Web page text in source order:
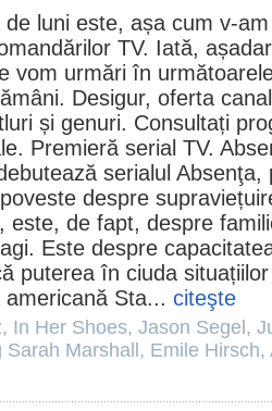
de luni este, așa cum v-
TV. Iată,
vom urmări în
Desigur, oferta
și genuri. Consultați
Premieră serial TV.
serialul Absenţa,
despre
este, de fapt, despre
Este despre
puterea în ciuda
americană Sta... citeşte
, In Her Shoes, Jason Segel ,
Marshall , Emile Hirsch,